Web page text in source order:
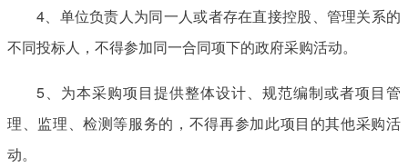
4、单位负责人为同一人或者存在直接控股、管理关系的
不同投标人，不得参加同一合同项下的政府采购活动。
5、为本采购项目提供整体设计、规范编制或者项目管
理、监理、检测等服务的，不得再参加此项目的其他采购活
动。